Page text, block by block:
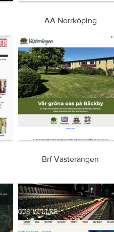
AA Norrköping
Brf Västerängen